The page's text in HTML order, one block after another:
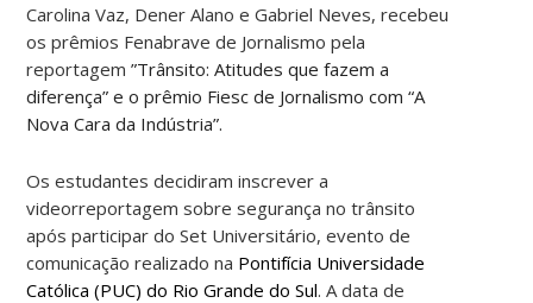
Carolina Vaz, Dener Alano e Gabriel Neves, recebeu
os prêmios Fenabrave de Jornalismo pela
reportagem”Trânsito: Atitudes que fazem a
diferença” e o prêmio Fiesc de Jornalismo com “A
Nova Cara da Indústria”.
Os estudantes decidiram inscrever a
videorreportagem sobre segurança no trânsito
após participar do Set Universitário, evento de
comunicação realizado na Pontifícia Universidade
Católica (PUC) do Rio Grande do Sul. A data de